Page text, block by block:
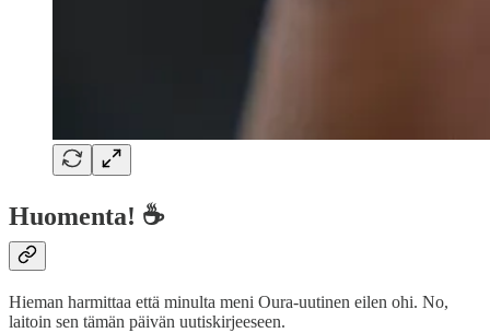
Huomenta! ☕
Hieman harmittaa että minulta meni Oura-uutinen eilen ohi. No,
laitoin sen tämän päivän uutiskirjeeseen.